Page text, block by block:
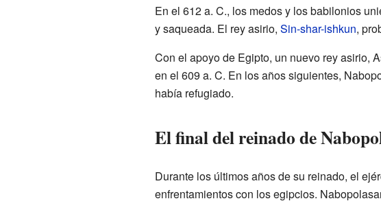
En el 612 a. C., los medos y los babilonios
y saqueada. El rey asirio, Sin-shar-ishkun,
Con el apoyo de Egipto, un nuevo rey asirio,
en el 609 a. C. En los años siguientes,
había refugiado.
El final del reinado de
Durante los últimos años de su reinado, el
enfrentamientos con los egipcios.